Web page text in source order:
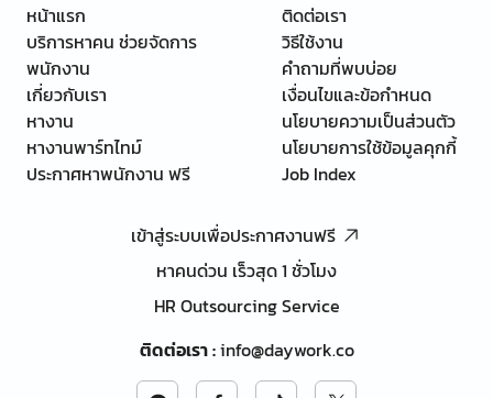
หน้าแรก
บริการหาคน ช่วยจัดการ
พนักงาน
เกี่ยวกับเรา
หางาน
หางานพาร์ทไทม์
ประกาศหาพนักงาน ฟรี
ติดต่อเรา
วิธีใช้งาน
คำถามที่พบบ่อย
เงื่อนไขและข้อกำหนด
นโยบายความเป็นส่วนตัว
นโยบายการใช้ข้อมูลคุกกี้
Job Index
เข้าสู่ระบบเพื่อประกาศงานฟรี
หาคนด่วน เร็วสุด 1 ชั่วโมง
HR Outsourcing Service
ติดต่อเรา:info@daywork.co